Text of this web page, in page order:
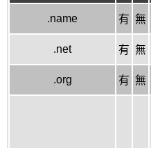
.name 有 無
.net 有 無
.org 有 無